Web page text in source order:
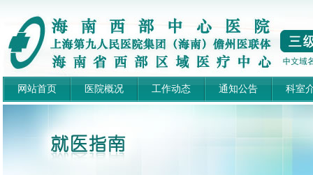
网站首页 医院概况 工作动态 通知公告 科室